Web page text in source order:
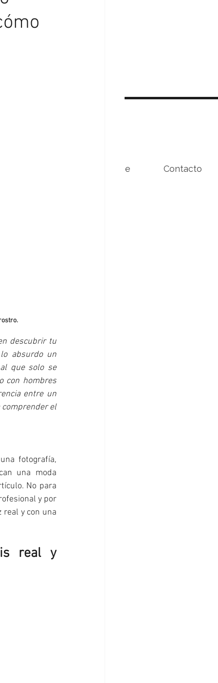
Conóceme Contacto
descubrir tu
absurdo un
que solo se
con hombres
entre un
comprender el
fotografía,
una moda
No para
y por
y con una
real y